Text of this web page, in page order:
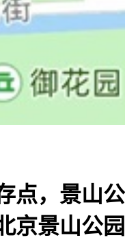
点，景山
京景山公